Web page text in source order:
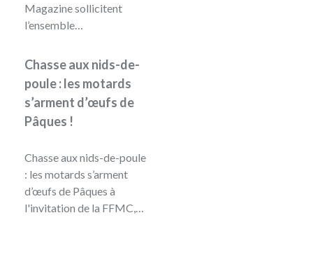
Magazine sollicitent
l’ensemble…
Chasse aux nids-de-
poule : les motards
s’arment d’œufs de
Pâques !
Chasse aux nids-de-poule
: les motards s’arment
d’œufs de Pâques à
l'invitation de la FFMC,…